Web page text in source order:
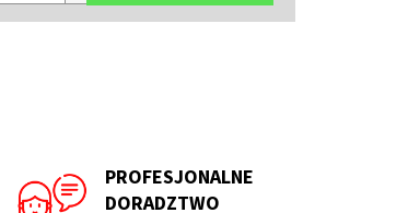
PROFESJONALNE
DORADZTWO